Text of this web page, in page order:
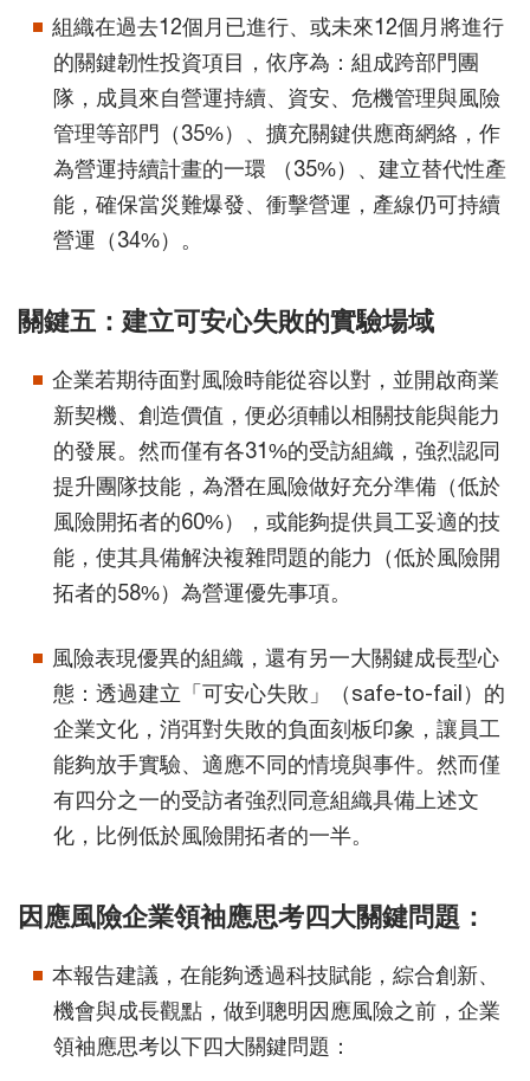
組織在過去12個月已進行、或未來12個月將進行
的關鍵韌性投資項目，依序為：組成跨部門團
隊，成員來自營運持續、資安、危機管理與風險
管理等部門（35%）、擴充關鍵供應商網絡，作
為營運持續計畫的一環 （35%）、建立替代性產
能，確保當災難爆發、衝擊營運，產線仍可持續
營運（34%）。
關鍵五：建立可安心失敗的實驗場域
企業若期待面對風險時能從容以對，並開啟商業
新契機、創造價值，便必須輔以相關技能與能力
的發展。然而僅有各31%的受訪組織，強烈認同
提升團隊技能，為潛在風險做好充分準備（低於
風險開拓者的60%），或能夠提供員工妥適的技
能，使其具備解決複雜問題的能力（低於風險開
拓者的58%）為營運優先事項。
風險表現優異的組織，還有另一大關鍵成長型心
態：透過建立「可安心失敗」（safe-to-fail）的
企業文化，消弭對失敗的負面刻板印象，讓員工
能夠放手實驗、適應不同的情境與事件。然而僅
有四分之一的受訪者強烈同意組織具備上述文
化，比例低於風險開拓者的一半。
因應風險企業領袖應思考四大關鍵問題：
本報告建議，在能夠透過科技賦能，綜合創新、
機會與成長觀點，做到聰明因應風險之前，企業
領袖應思考以下四大關鍵問題：